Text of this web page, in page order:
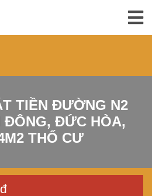
TIỀN ĐƯỜNG N2
ĐÔNG, ĐỨC HÒA,
THỔ CƯ